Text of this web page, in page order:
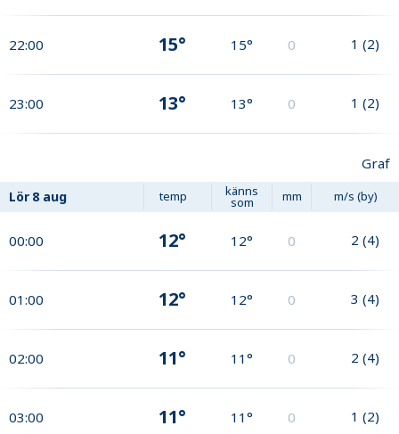
22:00 15° 15° 0 1 (2)
23:00 13° 13° 0 1 (2)
Graf
Lör 8 aug temp känns
som mm m/s (by)
00:00 12° 12° 0 2 (4)
01:00 12° 12° 0 3 (4)
02:00 11° 11° 0 2 (4)
03:00 11° 11° 0 1 (2)